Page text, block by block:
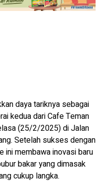
daya tariknya sebagai
kedua dari Cafe Teman
(25/2/2025) di Jalan
Setelah sukses dengan
ini membawa inovasi baru
bakar yang dimasak
cukup langka.